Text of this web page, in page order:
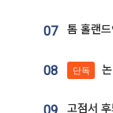
07
08 단독 논
고점서